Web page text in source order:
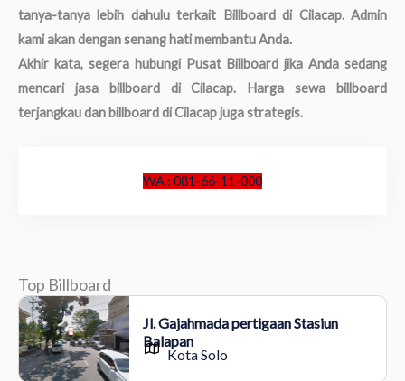
tanya-tanya lebih dahulu terkait Billboard di Cilacap. Admin
kami akan dengan senang hati membantu Anda.
Akhir kata, segera hubungi Pusat Billboard jika Anda sedang
mencari jasa billboard di Cilacap. Harga sewa billboard
terjangkau dan billboard di Cilacap juga strategis.
WA : 081-66-11-000
Top Billboard
Jl. Gajahmada pertigaan Stasiun
Balapan
Kota Solo